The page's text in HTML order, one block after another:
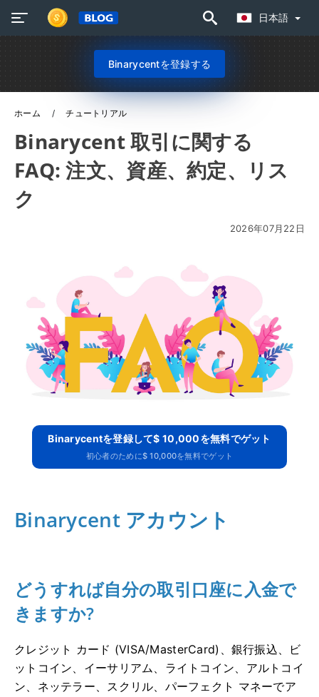
日本語
Binarycentを登録する
ホーム チュートリアル
Binarycent 取引に関する
FAQ: 注文、資産、約定、リス
ク
2026年07月22日
Binarycentを登録して$ 10,000を無料でゲット
初心者のために$ 10,000を無料でゲット
Binarycent アカウント
どうすれば自分の取引口座に入金で
きますか?
クレジット カード (VISA/MasterCard)、銀行振込、ビ
ットコイン、イーサリアム、ライトコイン、アルトコイ
ン、ネッテラー、スクリル、パーフェクト マネーでア